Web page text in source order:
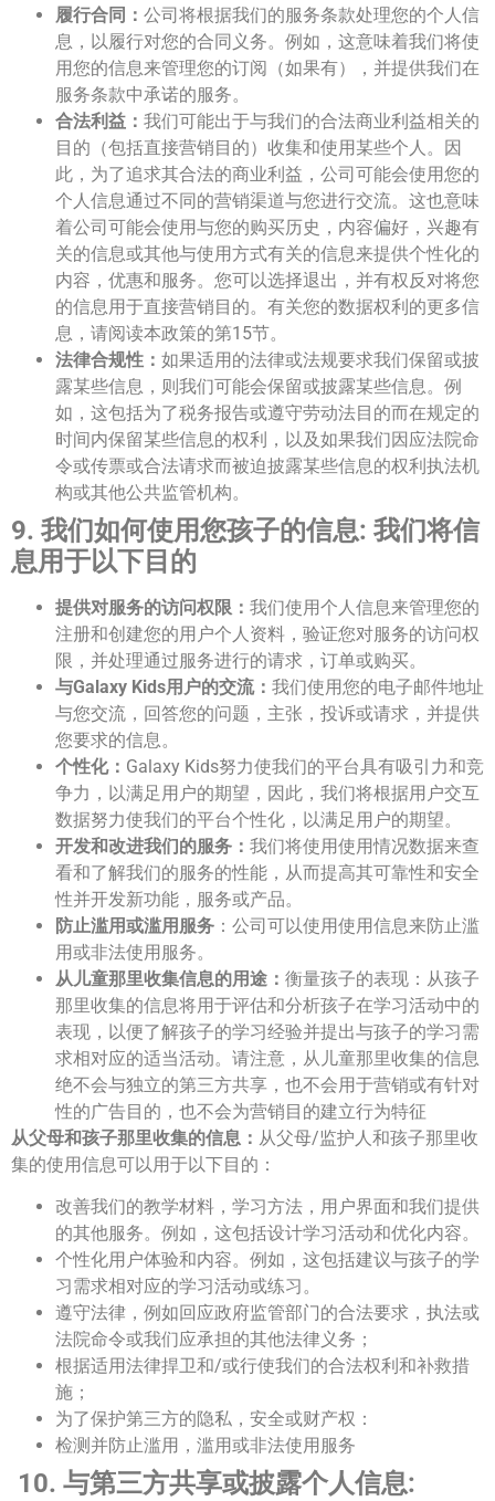
履行合同： 公司将根据我们的服务条款处理您的个人信
息，以履行对您的合同义务。例如，这意味着我们将使
用您的信息来管理您的订阅（如果有），并提供我们在
服务条款中承诺的服务。
合法利益： 我们可能出于与我们的合法商业利益相关的
目的（包括直接营销目的）收集和使用某些个人。因
此，为了追求其合法的商业利益，公司可能会使用您的
个人信息通过不同的营销渠道与您进行交流。这也意味
着公司可能会使用与您的购买历史，内容偏好，兴趣有
关的信息或其他与使用方式有关的信息来提供个性化的
内容，优惠和服务。您可以选择退出，并有权反对将您
的信息用于直接营销目的。有关您的数据权利的更多信
息，请阅读本政策的第15节。
法律合规性： 如果适用的法律或法规要求我们保留或披
露某些信息，则我们可能会保留或披露某些信息。例
如，这包括为了税务报告或遵守劳动法目的而在规定的
时间内保留某些信息的权利，以及如果我们因应法院命
令或传票或合法请求而被迫披露某些信息的权利执法机
构或其他公共监管机构。
9. 我们如何使用您孩子的信息: 我们将信
息用于以下目的
提供对服务的访问权限： 我们使用个人信息来管理您的
注册和创建您的用户个人资料，验证您对服务的访问权
限，并处理通过服务进行的请求，订单或购买。
与Galaxy Kids用户的交流： 我们使用您的电子邮件地址
与您交流，回答您的问题，主张，投诉或请求，并提供
您要求的信息。
个性化： Galaxy Kids努力使我们的平台具有吸引力和竞
争力，以满足用户的期望，因此，我们将根据用户交互
数据努力使我们的平台个性化，以满足用户的期望。
开发和改进我们的服务： 我们将使用使用情况数据来查
看和了解我们的服务的性能，从而提高其可靠性和安全
性并开发新功能，服务或产品。
防止滥用或滥用服务 ：公司可以使用使用信息来防止滥
用或非法使用服务。
从儿童那里收集信息的用途： 衡量孩子的表现：从孩子
那里收集的信息将用于评估和分析孩子在学习活动中的
表现，以便了解孩子的学习经验并提出与孩子的学习需
求相对应的适当活动。请注意，从儿童那里收集的信息
绝不会与独立的第三方共享，也不会用于营销或有针对
性的广告目的，也不会为营销目的建立行为特征
从父母和孩子那里收集的信息： 从父母/监护人和孩子那里收
集的使用信息可以用于以下目的：
改善我们的教学材料，学习方法，用户界面和我们提供
的其他服务。例如，这包括设计学习活动和优化内容。
个性化用户体验和内容。例如，这包括建议与孩子的学
习需求相对应的学习活动或练习。
遵守法律，例如回应政府监管部门的合法要求，执法或
法院命令或我们应承担的其他法律义务；
根据适用法律捍卫和/或行使我们的合法权利和补救措
施；
为了保护第三方的隐私，安全或财产权：
检测并防止滥用，滥用或非法使用服务
10. 与第三方共享或披露个人信息: